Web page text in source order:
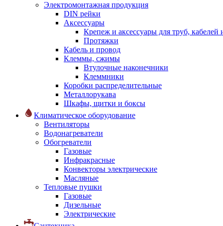
Электромонтажная продукция
DIN рейки
Аксессуары
Крепеж и аксессуары для труб, кабелей
Протяжки
Кабель и провод
Клеммы, сжимы
Втулочные наконечники
Клеммники
Коробки распределительные
Металлорукава
Шкафы, щитки и боксы
Климатическое оборудование
Вентиляторы
Водонагреватели
Обогреватели
Газовые
Инфракрасные
Конвекторы электрические
Масляные
Тепловые пушки
Газовые
Дизельные
Электрические